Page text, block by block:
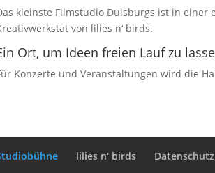
kleinste Filmstudio Duisburgs ist in einer
von lilies n‘ birds.
Ort, um Ideen freien Lauf zu
Konzerte und Veranstaltungen wird die
lilies n‘ birds Datenschutz